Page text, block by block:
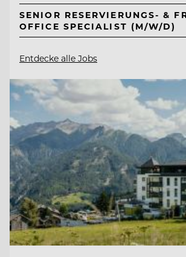
SENIOR RESERVIERUNGS- &
OFFICE SPECIALIST (M/W/D)
Entdecke alle Jobs